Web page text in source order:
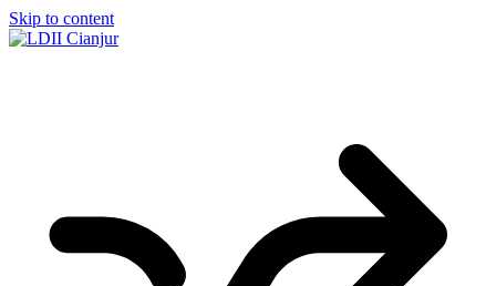
Skip to content